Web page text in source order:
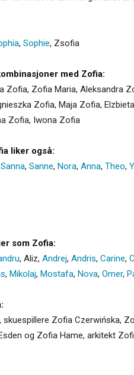
, Sophie, Zsofia
med Zofia:
Zofia, Zofia Maria, Aleksandra
Zofia, Maja Zofia,
Zofia, Iwona Zofia
liker også:
Sanna, Sanne, Nora, Anna, Theo,
som Zofia:
, Aliz, Andrej, Andris, Carine,
, Mikolaj, Mostafa, Nova, Omer,
skuespillere Zofia Czerwińska,
og Zofia Hame, arkitekt